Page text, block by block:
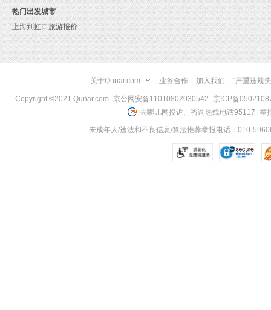
热门出发城市
上海到虹口旅游报价
关于Qunar.com 业务合作 加入我们 "严重违规
Copyright ©2021 Qunar.com 京公网安备11010802030542
京ICP备
去哪儿网投诉、咨询热线电话95117 举
未成年人/违法和不良信息/算法推荐举报电话：010-